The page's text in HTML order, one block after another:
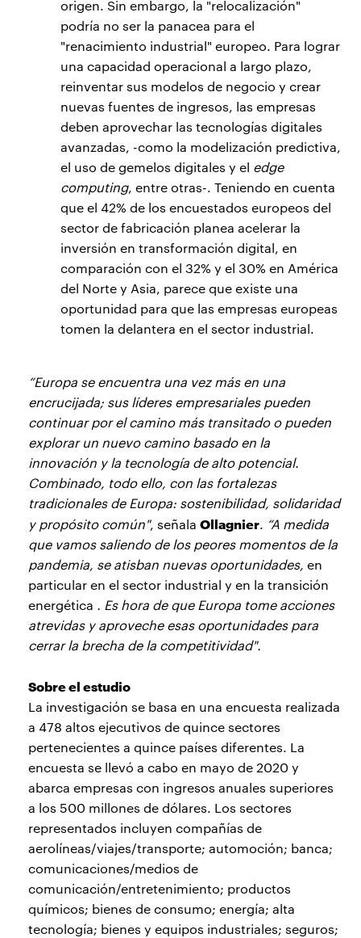
origen. Sin embargo, la "relocalización"
podría no ser la panacea para el
"renacimiento industrial" europeo. Para lograr
una capacidad operacional a largo plazo,
reinventar sus modelos de negocio y crear
nuevas fuentes de ingresos, las empresas
deben aprovechar las tecnologías digitales
avanzadas, -como la modelización predictiva,
el uso de gemelos digitales y el edge
computing, entre otras-. Teniendo en cuenta
que el 42% de los encuestados europeos del
sector de fabricación planea acelerar la
inversión en transformación digital, en
comparación con el 32% y el 30% en América
del Norte y Asia, parece que existe una
oportunidad para que las empresas europeas
tomen la delantera en el sector industrial.
“Europa se encuentra una vez más en una
encrucijada; sus líderes empresariales pueden
continuar por el camino más transitado o pueden
explorar un nuevo camino basado en la
innovación y la tecnología de alto potencial.
Combinado, todo ello, con las fortalezas
tradicionales de Europa: sostenibilidad, solidaridad
y propósito común", señala Ollagnier. “A medida
que vamos saliendo de los peores momentos de la
pandemia, se atisban nuevas oportunidades, en
particular en el sector industrial y en la transición
energética . Es hora de que Europa tome acciones
atrevidas y aproveche esas oportunidades para
cerrar la brecha de la competitividad".
Sobre el estudio
La investigación se basa en una encuesta realizada
a 478 altos ejecutivos de quince sectores
pertenecientes a quince países diferentes. La
encuesta se llevó a cabo en mayo de 2020 y
abarca empresas con ingresos anuales superiores
a los 500 millones de dólares. Los sectores
representados incluyen compañías de
aerolíneas/viajes/transporte; automoción; banca;
comunicaciones/medios de
comunicación/entretenimiento; productos
químicos; bienes de consumo; energía; alta
tecnología; bienes y equipos industriales; seguros;